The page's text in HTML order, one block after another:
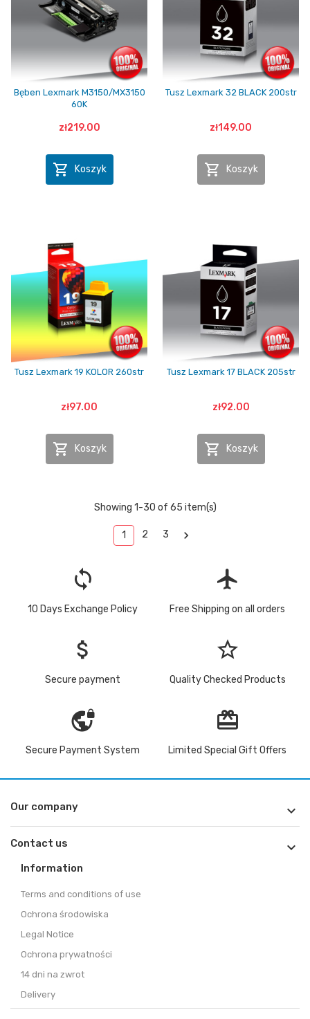
Bęben Lexmark M3150/MX3150
60K
zł219.00
 Koszyk
Tusz Lexmark 32 BLACK 200str
zł149.00
 Koszyk
Tusz Lexmark 19 KOLOR 260str
zł97.00
 Koszyk
Tusz Lexmark 17 BLACK 205str
zł92.00
 Koszyk
Showing 1-30 of 65 item(s)
1 2 3 
loop
10 Days Exchange Policy
flight
Free Shipping on all orders
attach_money
Secure payment
star_border
Quality Checked Products
vpn_lock
Secure Payment System
redeem
Limited Special Gift Offers
Our company 
Contact us 
Information
Terms and conditions of use
Ochrona środowiska
Legal Notice
Ochrona prywatności
14 dni na zwrot
Delivery